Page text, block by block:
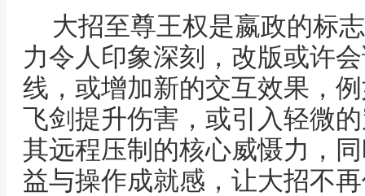
大招至尊王权是嬴政的标
力令人印象深刻，改版或许
线，或增加新的交互效果，
飞剑提升伤害，或引入轻微
其远程压制的核心威慑力，
益与操作成就感，让大招不